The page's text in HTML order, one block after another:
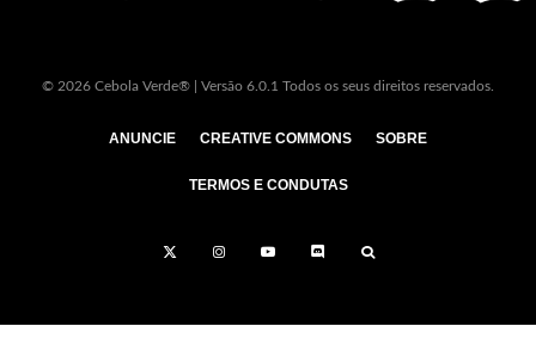
© 2026 Cebola Verde® | Versão 6.0.1 Todos os seus direitos reservados.
ANUNCIE CREATIVE COMMONS SOBRE
TERMOS E CONDUTAS